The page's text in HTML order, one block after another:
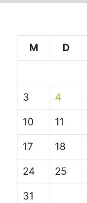
M
D
3 4
10 11
17 18
24 25
31